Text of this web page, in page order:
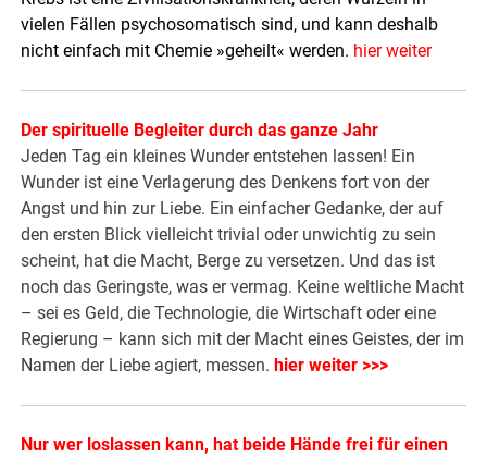
vielen Fällen psychosomatisch sind, und kann deshalb
nicht einfach mit Chemie »geheilt« werden. hier weiter
Der spirituelle Begleiter durch das ganze Jahr
Jeden Tag ein kleines Wunder entstehen lassen! Ein
Wunder ist eine Verlagerung des Denkens fort von der
Angst und hin zur Liebe. Ein einfacher Gedanke, der auf
den ersten Blick vielleicht trivial oder unwichtig zu sein
scheint, hat die Macht, Berge zu versetzen. Und das ist
noch das Geringste, was er vermag. Keine weltliche Macht
– sei es Geld, die Technologie, die Wirtschaft oder eine
Regierung – kann sich mit der Macht eines Geistes, der im
Namen der Liebe agiert, messen. hier weiter >>>
Nur wer loslassen kann, hat beide Hände frei für einen